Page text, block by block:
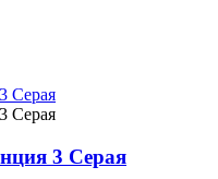
3 Серая